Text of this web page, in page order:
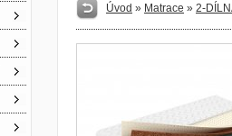
Úvod » Matrace » 2-